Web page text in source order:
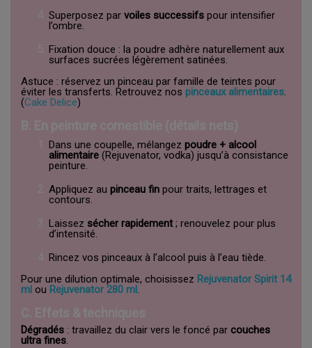
Superposez par voiles successifs pour intensifier
l’ombre.
Fixation douce : la poudre adhère naturellement aux
surfaces sucrées légèrement satinées.
Astuce : réservez un pinceau par famille de teintes pour
éviter les transferts. Retrouvez nos pinceaux alimentaires.
(Cake Delice)
Dans une coupelle, mélangez poudre + alcool
alimentaire (Rejuvenator, vodka) jusqu’à consistance
peinture.
Appliquez au pinceau fin pour traits, lettrages et
contours.
Laissez sécher rapidement; renouvelez pour plus
d’intensité.
Rincez vos pinceaux à l’alcool puis à l’eau tiède.
Pour une dilution optimale, choisissez Rejuvenator Spirit 14
ml ou Rejuvenator 280 ml.
Dégradés : travaillez du clair vers le foncé par couches
ultra fines.